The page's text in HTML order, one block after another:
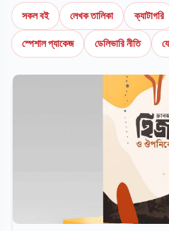
সকল বই লেখক তালিকা ক্যাটাগরি
স্পেশাল প্যাকেজ
ডেলিভারি নীতি